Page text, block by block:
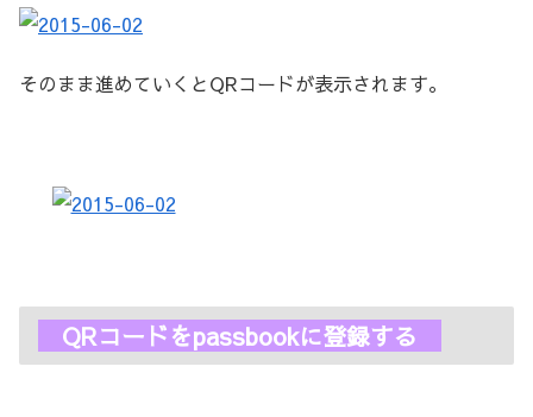
そのまま進めていくとQRコードが表示されます。
QRコードをpassbookに登録する